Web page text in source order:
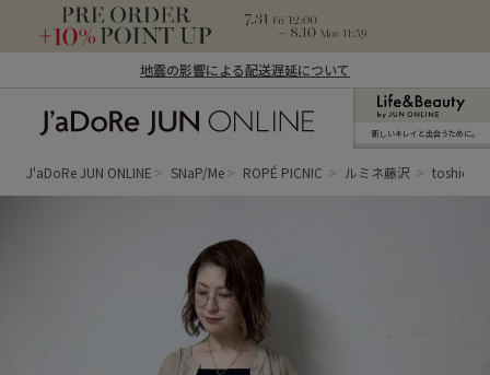
地震の影響による配送遅延について
ン オンライン）
新しいキレイと出合うために。
J'aDoRe JUN ONLINE SNaP/Me ROPÉ PICNIC ルミネ藤沢 toshico.